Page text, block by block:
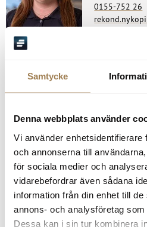
Samtycke
Denna webbplats använder
Vi använder enhetsidentifierare
och annonserna till
för sociala medier och
vidarebefordrar även sådana
information från din enhet till
annons- och analysföretag som
Dessa kan i sin tur kombinera
0155-752 26
Oskarshamn
0491-897 14